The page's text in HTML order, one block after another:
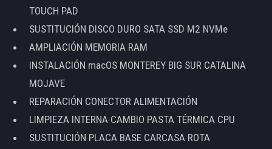
TOUCH PAD
SUSTITUCIÓN DISCO DURO SATA SSD M2 NVMe
AMPLIACIÓN MEMORIA RAM
INSTALACIÓN macOS MONTEREY BIG SUR CATALINA
MOJAVE
REPARACIÓN CONECTOR ALIMENTACIÓN
LIMPIEZA INTERNA CAMBIO PASTA TÉRMICA CPU
SUSTITUCIÓN PLACA BASE CARCASA ROTA